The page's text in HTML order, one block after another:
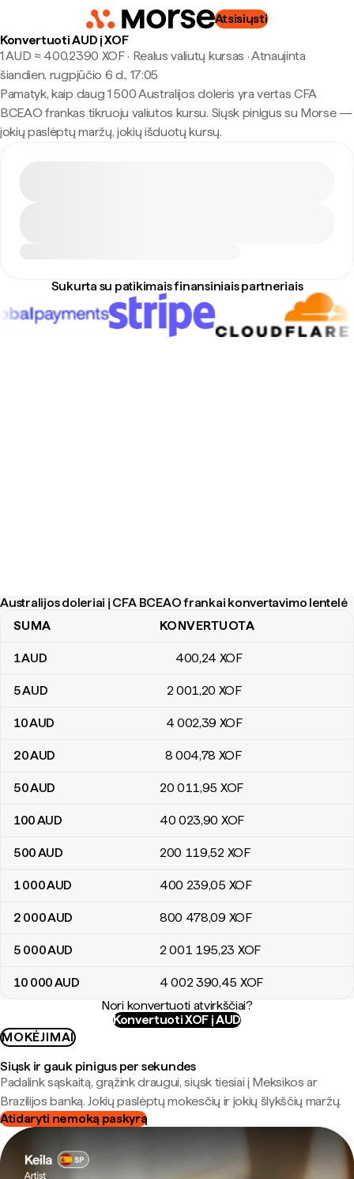
Atsisiųsti
Konvertuoti AUD į XOF
1 AUD ≈ 400,2390 XOF · Realus valiutų kursas ·Atnaujinta
šiandien, rugpjūčio 6 d., 17:05
Pamatyk, kaip daug 1 500 Australijos doleris yra vertas CFA
BCEAO frankas tikruoju valiutos kursu. Siųsk pinigus su Morse —
jokių paslėptų maržų, jokių išduotų kursų.
Sukurta su patikimais finansiniais partneriais
Australijos doleriai į CFA BCEAO frankai konvertavimo lentelė
Australijos doleriai į CFA BCEAO frankai konvertavimo lentelė
SUMA KONVERTUOTA
1AUD 400,24 XOF
5AUD 2 001,20 XOF
10AUD 4 002,39 XOF
20AUD 8 004,78 XOF
50AUD 20 011,95 XOF
100AUD 40 023,90 XOF
500AUD 200 119,52 XOF
1 000AUD 400 239,05 XOF
2 000AUD 800 478,09 XOF
5 000AUD 2 001 195,23 XOF
10 000AUD 4 002 390,45 XOF
Nori konvertuoti atvirkščiai?
Konvertuoti XOF į AUD
MOKĖJIMAI
Siųsk ir gauk pinigus per sekundes
Padalink sąskaitą, grąžink draugui, siųsk tiesiai į Meksikos ar
Brazilijos banką. Jokių paslėptų mokesčių ir jokių šlykščių maržų.
Atidaryti nemoką paskyrą